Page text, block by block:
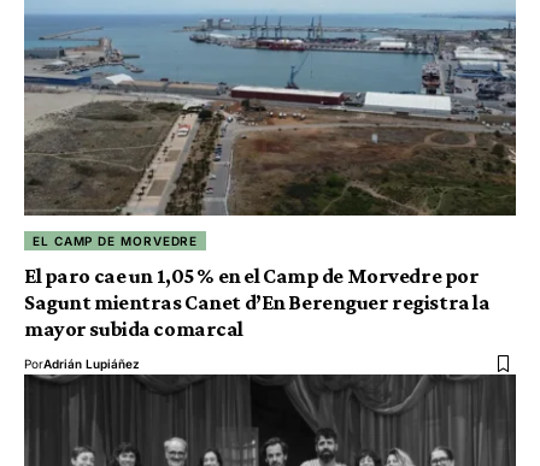
EL CAMP DE MORVEDRE
El paro cae un 1,05 % en el Camp de Morvedre por
Sagunt mientras Canet d’En Berenguer registra la
mayor subida comarcal
PorAdrián Lupiáñez